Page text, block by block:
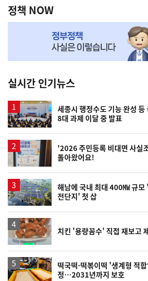
책
NOW,
뉴
스
정책 NOW
실시간 인기뉴스
세종시 행정수도 기능 완성 등
8대 과제 이달 중 발표
'2026 주민등록 비대면 사실
돌아왔어요!
해남에 국내 최대 400㎿ 규모
전단지' 첫 삽
치킨 '용량꼼수' 직접 재보고
떡국떡·떡볶이떡 '생계형 적
정…2031년까지 보호